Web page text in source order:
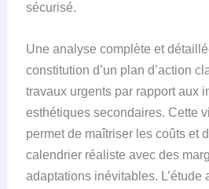
sécurisé.
Une analyse complète et
constitution d’un plan d’action
travaux urgents par rapport aux
esthétiques secondaires. Cette
permet de maîtriser les coûts et
calendrier réaliste avec des
adaptations inévitables. L’étude